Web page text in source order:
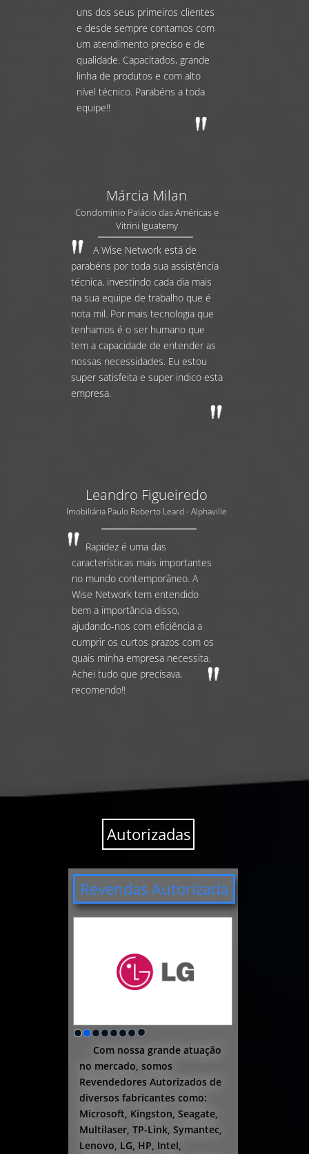
Autorizadas
Revendas Autorizada
Com nossa grande atuação
no mercado, somos
Revendedores Autorizados de
diversos fabricantes como:
Microsoft, Kingston, Seagate,
Multilaser, TP-Link, Symantec,
Lenovo, LG, HP, Intel,
uns dos seus primeiros clientes
e desde sempre contamos com
um atendimento preciso e de
qualidade. Capacitados, grande
linha de produtos e com alto
nível técnico. Parabéns a toda
equipe!!
Márcia Milan
Condomínio Palácio das Américas e
Vitrini Iguatemy
A Wise Network está de
parabéns por toda sua assistência
técnica, investindo cada dia mais
na sua equipe de trabalho que é
nota mil. Por mais tecnologia que
tenhamos é o ser humano que
tem a capacidade de entender as
nossas necessidades. Eu estou
super satisfeita e super indico esta
empresa.
Leandro Figueiredo
Imobiliária Paulo Roberto Leard - Alphaville
Rapidez é uma das
características mais importantes
no mundo contemporâneo. A
Wise Network tem entendido
bem a importância disso,
ajudando-nos com eficiência a
cumprir os curtos prazos com os
quais minha empresa necessita.
Achei tudo que precisava,
recomendo!!